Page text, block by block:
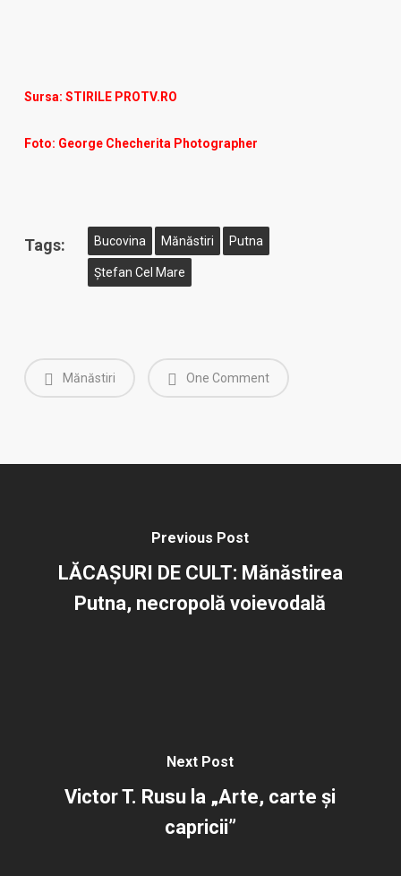
Sursa: STIRILE PROTV.RO
Foto: George Checherita Photographer
Tags: Bucovina Mănăstiri Putna
Ștefan Cel Mare
Mănăstiri One Comment
Previous Post
LĂCAȘURI DE CULT: Mănăstirea
Putna, necropolă voievodală
Next Post
Victor T. Rusu la „Arte, carte şi
capricii”